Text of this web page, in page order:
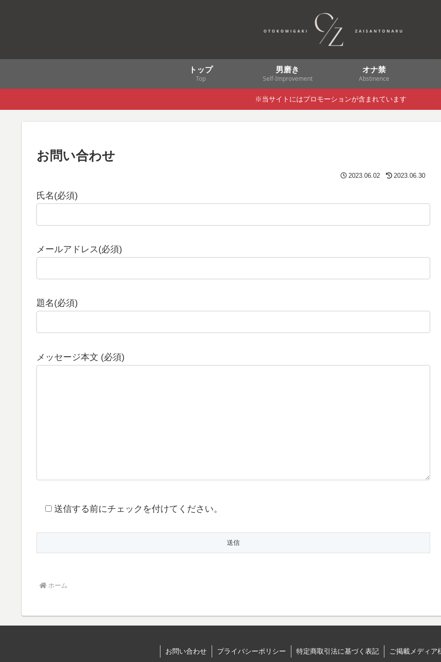
トップ
Top
男磨き
Self-Improvement
オナ禁
Abstinence
※当サイトにはプロモーションが含まれています
お問い合わせ
2023.06.02 2023.06.30
氏名(必須)
メールアドレス(必須)
題名(必須)
メッセージ本文 (必須)
送信する前にチェックを付けてください。
ホーム
お問い合わせ プライバシーポリシー 特定商取引法に基づく表記 ご掲載メディア